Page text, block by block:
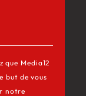
Media12
but de vous
notre